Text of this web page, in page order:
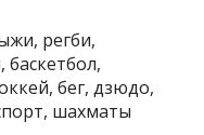
регби,
бег, дзюдо,
шахматы